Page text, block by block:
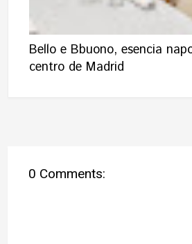
Bello e Bbuono, esencia
centro de Madrid
0 Comments: